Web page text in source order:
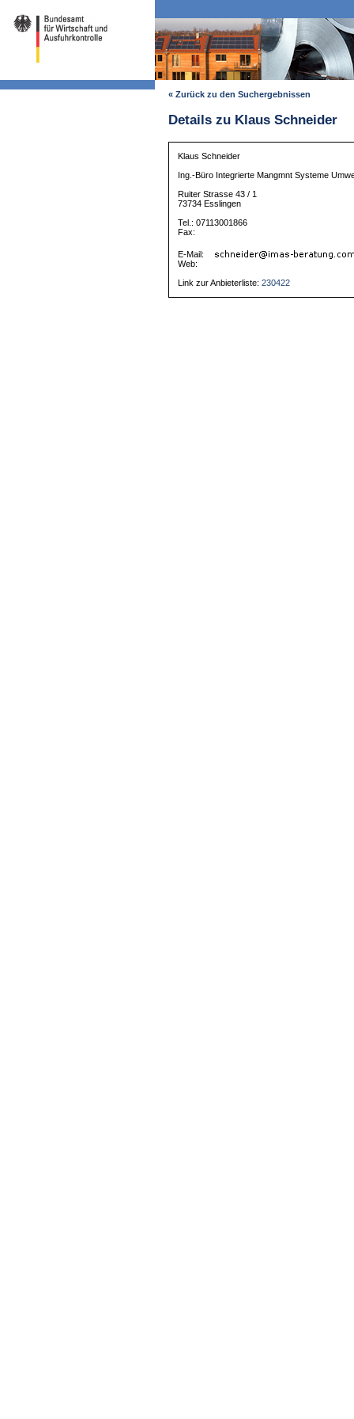
« Zurück zu den Suchergebnissen
Details zu Klaus Schneider
Klaus Schneider
Ing.-Büro Integrierte Mangmnt Systeme
Ruiter Strasse 43 / 1
73734 Esslingen
Tel.: 07113001866
Fax:
E-Mail:
Web:
Link zur Anbieterliste:230422